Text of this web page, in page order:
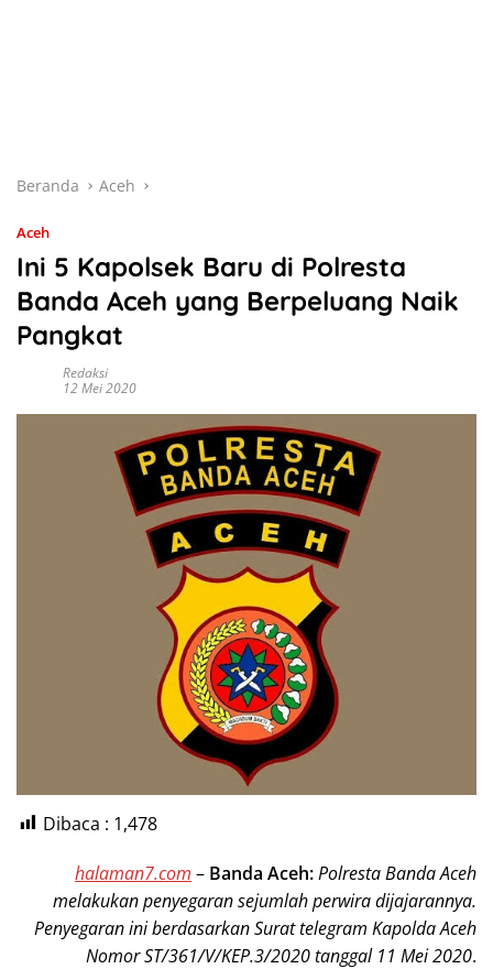
Beranda Aceh
Aceh
Ini 5 Kapolsek Baru di Polresta
Banda Aceh yang Berpeluang Naik
Pangkat
Redaksi
12 Mei 2020
Dibaca : 1,478
halaman7.com – Banda Aceh:Polresta Banda Aceh
melakukan penyegaran sejumlah perwira dijajarannya.
Penyegaran ini berdasarkan Surat telegram Kapolda Aceh
Nomor ST/361/V/KEP.3/2020 tanggal 11 Mei 2020.